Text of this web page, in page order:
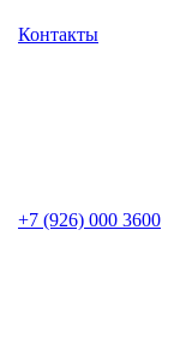
Контакты
+7 (926) 000 3600